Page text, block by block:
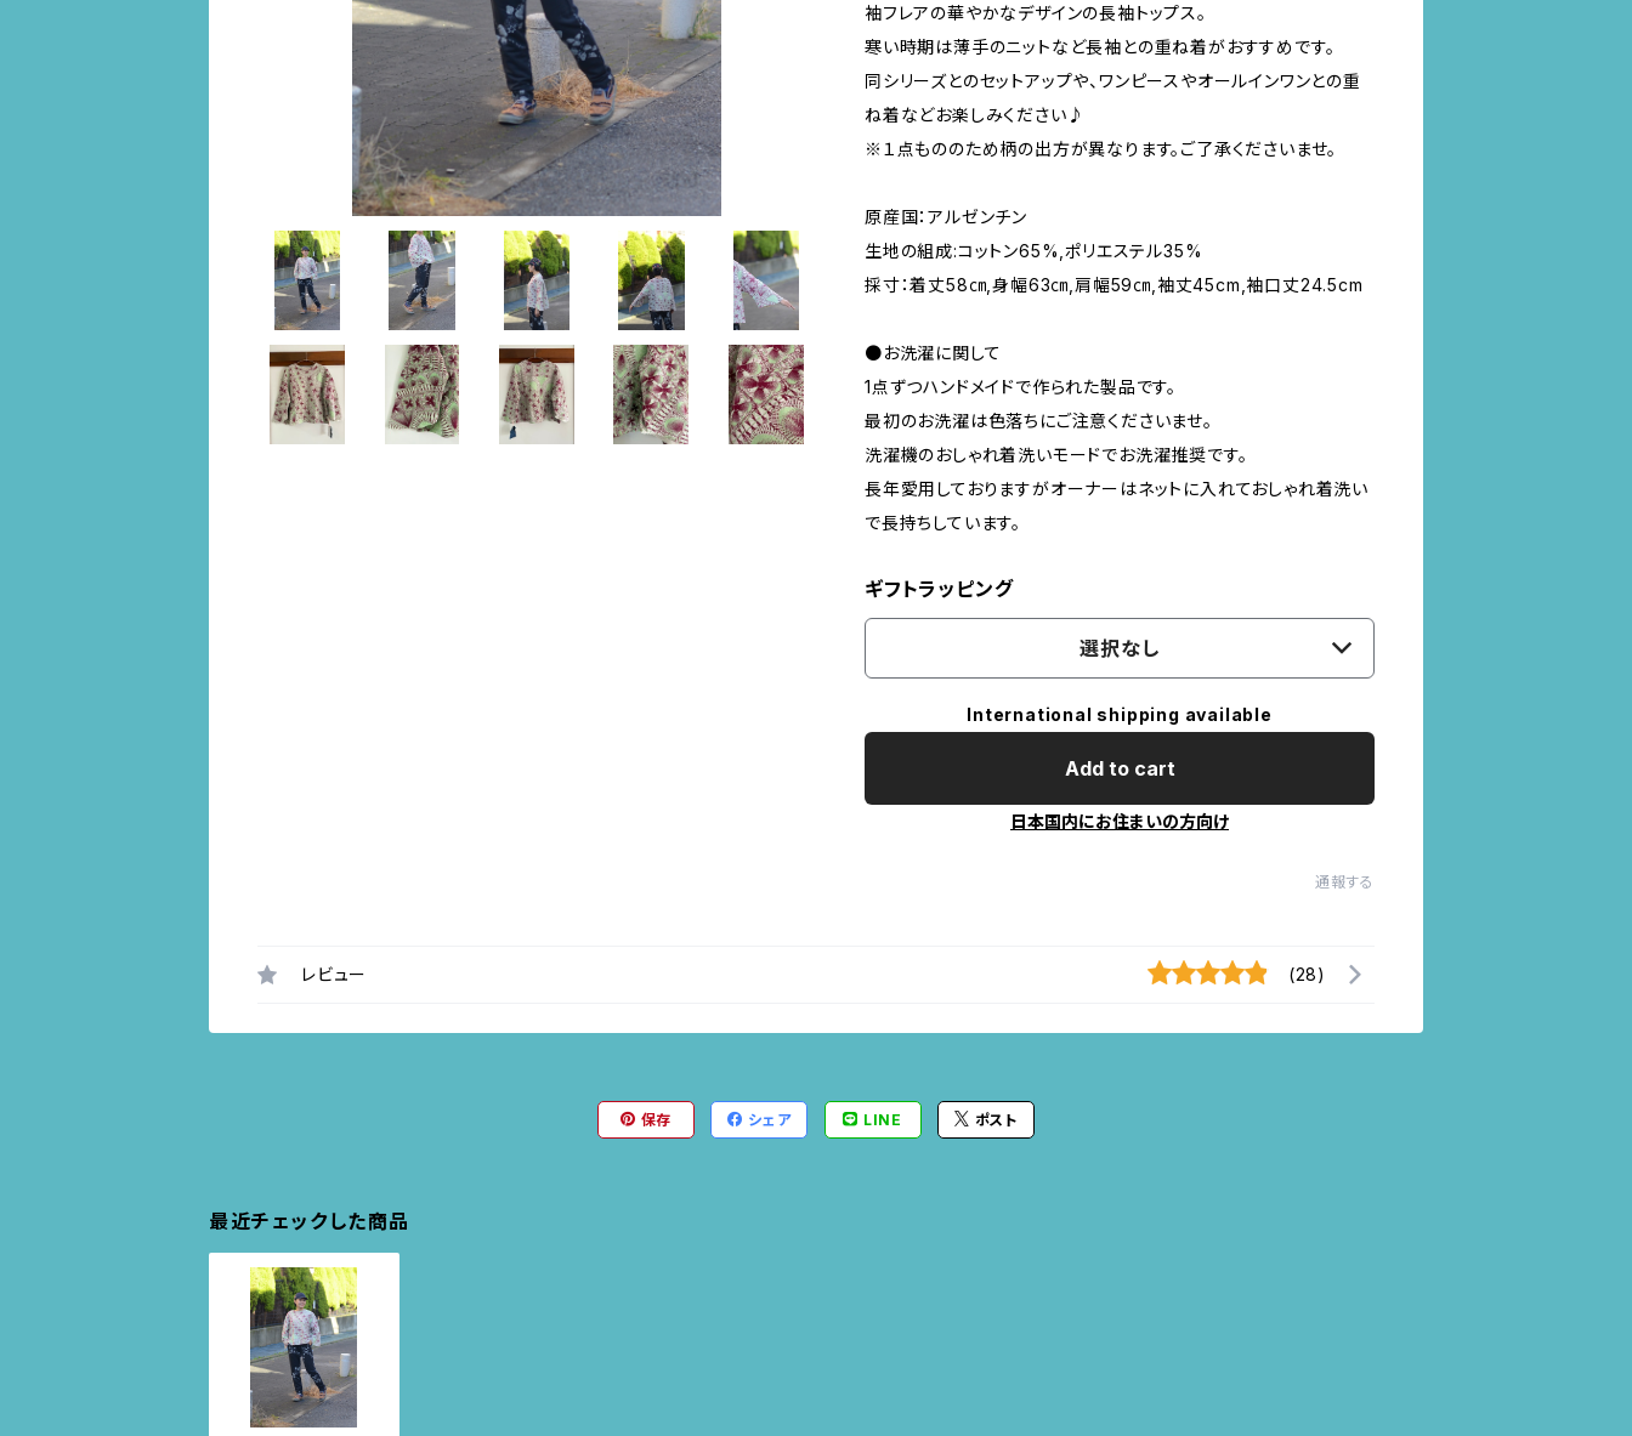
袖フレアの華やかなデザインの長袖トップス。
寒い時期は薄手のニットなど長袖との重ね着がおすすめです。
同シリーズとのセットアップや、ワンピースやオールインワンとの重
ね着などお楽しみください♪
※１点もののため柄の出方が異なります。ご了承くださいませ。
原産国：アルゼンチン
生地の組成:コットン65%,ポリエステル35%
採寸：着丈58㎝,身幅63㎝,肩幅59㎝,袖丈45cm,袖口丈24.5cm
●お洗濯に関して
1点ずつハンドメイドで作られた製品です。
最初のお洗濯は色落ちにご注意くださいませ。
洗濯機のおしゃれ着洗いモードでお洗濯推奨です。
長年愛用しておりますがオーナーはネットに入れておしゃれ着洗い
で長持ちしています。
ギフトラッピング
選択なし
International shipping available
Add to cart
日本国内にお住まいの方向け
通報する
レビュー (28)
保存 シェア LINE ポスト
最近チェックした商品